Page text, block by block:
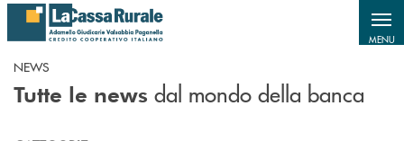
Salta al contenuto principale
MENU
NEWS
Tutte le news dal mondo della banca